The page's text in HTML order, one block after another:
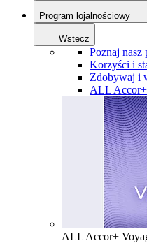
Program lojalnościowy
Wstecz
Poznaj nasz
Korzyści i
Zdobywaj i
ALL
ALL Accor+